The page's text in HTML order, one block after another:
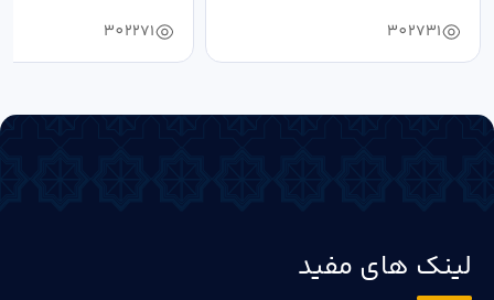
302731
302271
لینک های مفید